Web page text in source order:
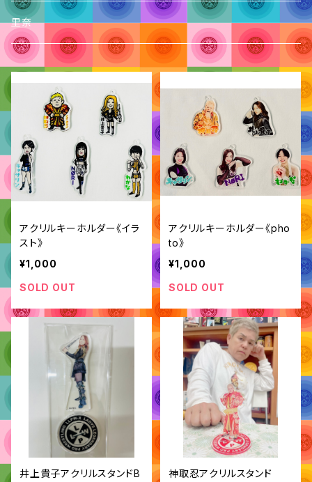
里奈
アクリルキーホルダー《イラ
スト》
¥1,000
SOLD OUT
アクリルキーホルダー《pho
to》
¥1,000
SOLD OUT
井上貴子アクリルスタンドB
神取忍アクリルスタンド